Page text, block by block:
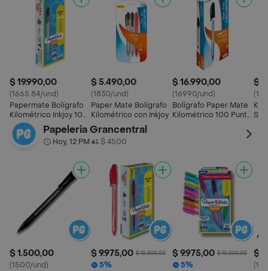
$ 19.990,00
(1665.84/und)
Papermate Bolígrafo
Kilométrico Inkjoy 100
rt Negro
$ 5.490,00
(1830/und)
Paper Mate Bolígrafo
Kilométrico con Inkjoy
$ 16.990,00
(16990/und)
Bolígrafo Paper Mate
Kilométrico 100 Punto
$
Papeleria Grancentral
Hoy, 12 PM• $ 4500
$ 1.500,00
(1500/und)
$ 9.975,00 $ 10.500,00
5%
$ 9.975,00 $ 10.500,00
5%
$